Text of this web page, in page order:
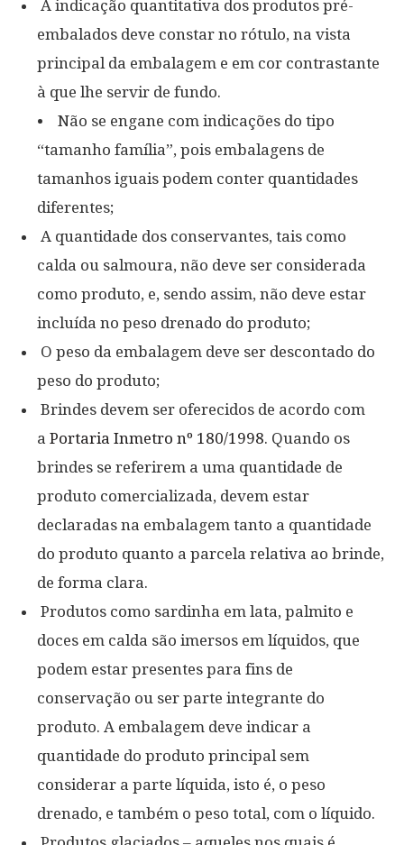
A indicação quantitativa dos produtos pré-
embalados deve constar no rótulo, na vista
principal da embalagem e em cor contrastante
à que lhe servir de fundo.
• Não se engane com indicações do tipo
“tamanho família”, pois embalagens de
tamanhos iguais podem conter quantidades
diferentes;
A quantidade dos conservantes, tais como
calda ou salmoura, não deve ser considerada
como produto, e, sendo assim, não deve estar
incluída no peso drenado do produto;
O peso da embalagem deve ser descontado do
peso do produto;
Brindes devem ser oferecidos de acordo com
a Portaria Inmetro nº 180/1998. Quando os
brindes se referirem a uma quantidade de
produto comercializada, devem estar
declaradas na embalagem tanto a quantidade
do produto quanto a parcela relativa ao brinde,
de forma clara.
Produtos como sardinha em lata, palmito e
doces em calda são imersos em líquidos, que
podem estar presentes para fins de
conservação ou ser parte integrante do
produto. A embalagem deve indicar a
quantidade do produto principal sem
considerar a parte líquida, isto é, o peso
drenado, e também o peso total, com o líquido.